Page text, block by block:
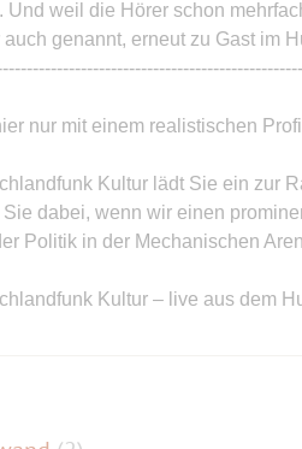
Und weil die Hörer schon
genannt, erneut zu Gast im
nur mit einem realistischen
Kultur lädt Sie ein zur
dabei, wenn wir einen
Politik in der Mechanischen
Kultur – live aus dem
Mechanische Arena